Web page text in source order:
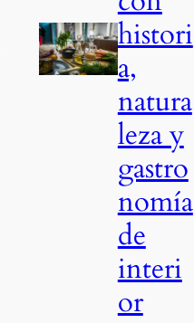
histori
a,
natura
leza y
gastro
nomía
de
interi
or